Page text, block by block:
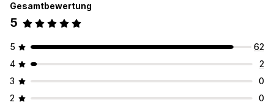
Gesamtbewertung
5
5
62
4
2
3
0
2
0